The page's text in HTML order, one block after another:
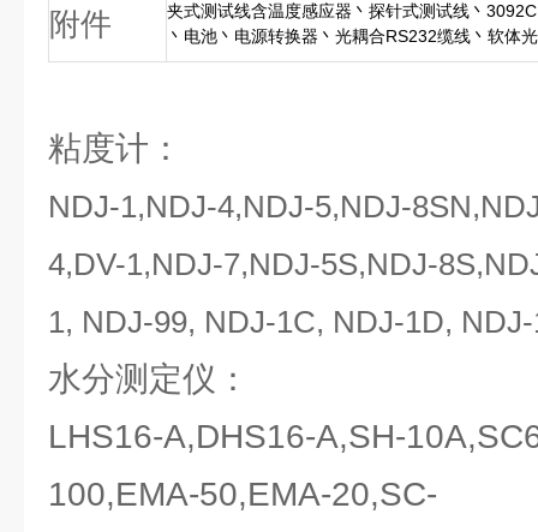
附件
夹式测试线含温度感应器丶探针式测试线丶
丶电池丶电源转换器丶光耦合RS232缆线丶软体
粘度计：
NDJ-1,NDJ-4,NDJ-5,NDJ-
4,DV-1,NDJ-7,NDJ-5S,NDJ-
1, NDJ-99, NDJ-1C, NDJ-1D,
水分测定仪：
LHS16-A,DHS16-A,SH-
100,EMA-50,EMA-20,SC-